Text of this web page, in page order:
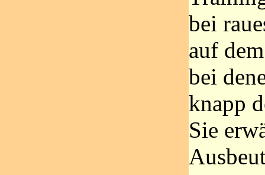
bei
auf
bei
knapp
Sie